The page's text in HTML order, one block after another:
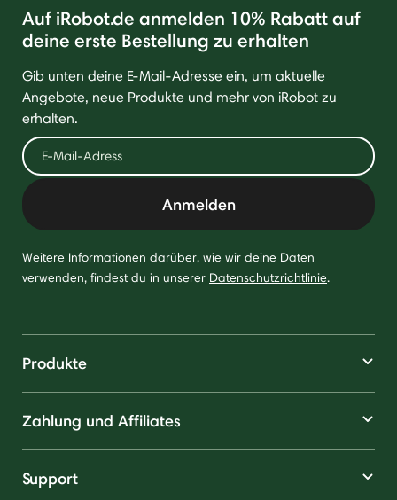
Auf iRobot.de anmelden 10% Rabatt auf
deine erste Bestellung zu erhalten
Gib unten deine E-Mail-Adresse ein, um aktuelle
Angebote, neue Produkte und mehr von iRobot zu
erhalten.
Anmelden
Weitere Informationen darüber, wie wir deine Daten
verwenden, findest du in unserer Datenschutzrichtlinie.
Produkte
Zahlung und Affiliates
Support